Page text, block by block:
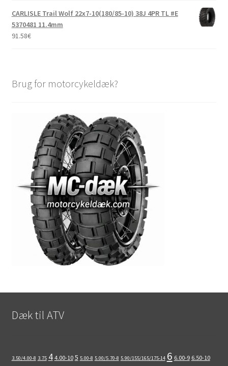
CARLISLE Trail Wolf 22x7-10(180/85-10) 38J 4PR TL #E
5370481 11.4mm
91.58€
Brug for motorcykeldæk?
Dæk til ATV
3.50/4.00-8 3.75 4 4.00-10 5 5.00-8 5.00/5.70-8 5.90/155/165/175-14 6 6.00-9 6.50-10